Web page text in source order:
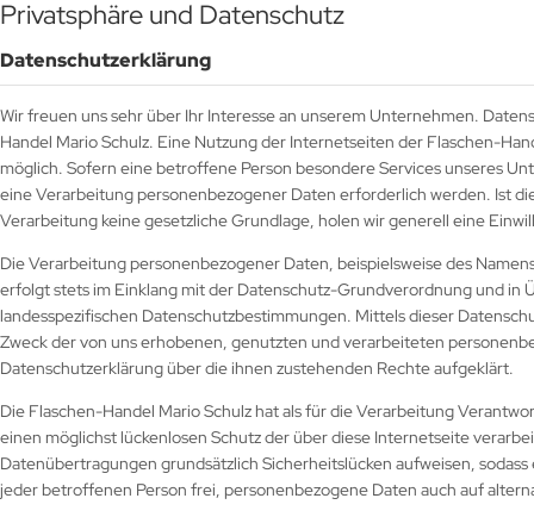
Privatsphäre und Datenschutz
Datenschutzerklärung
Wir freuen uns sehr über Ihr Interesse an unserem Unternehmen.
Handel Mario Schulz. Eine Nutzung der Internetseiten der Flaschen-
möglich. Sofern eine betroffene Person besondere Services unseres
eine Verarbeitung personenbezogener Daten erforderlich werden. Ist
Verarbeitung keine gesetzliche Grundlage, holen wir generell eine
Die Verarbeitung personenbezogener Daten, beispielsweise des
erfolgt stets im Einklang mit der Datenschutz-Grundverordnung und
landesspezifischen Datenschutzbestimmungen. Mittels dieser
Zweck der von uns erhobenen, genutzten und verarbeiteten
Datenschutzerklärung über die ihnen zustehenden Rechte aufgeklärt.
Die Flaschen-Handel Mario Schulz hat als für die Verarbeitung
einen möglichst lückenlosen Schutz der über diese Internetseite
Datenübertragungen grundsätzlich Sicherheitslücken aufweisen,
jeder betroffenen Person frei, personenbezogene Daten auch auf